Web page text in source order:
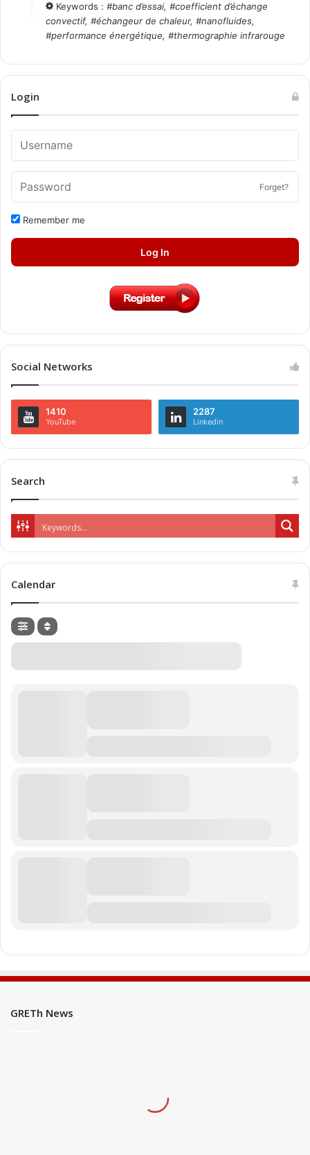
Keywords : #banc d’essai, #coefficient d’échange
convectif, #échangeur de chaleur, #nanofluides,
#performance énergétique, #thermographie infrarouge
Login
Forget?
Remember me
Log In
Social Networks
1410
YouTube
2287
Linkedin
Search
Calendar
GRETh News